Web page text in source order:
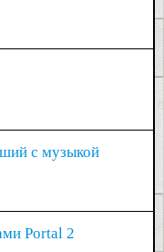
с музыкой
Portal 2